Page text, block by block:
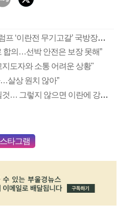
전쟁 중인데 바닥난 탄약…트럼프 ‘이란전 무기고갈’ 국방장관 질책
합의…선박 안전은 보장 못해”
도자와 소통 어려운 상황"
살상 원치 않아”
트럼프 "호르무즈 해협 곧 열릴것… 그렇지 않으면 이란에 강력 공격"
타그램